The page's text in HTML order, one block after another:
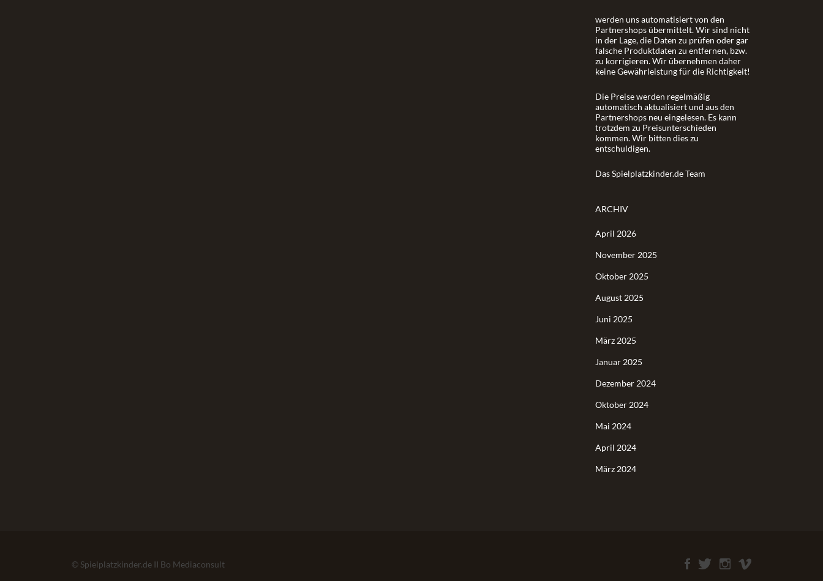
werden uns automatisiert von den
Partnershops übermittelt. Wir sind nicht
in der Lage, die Daten zu prüfen oder gar
falsche Produktdaten zu entfernen, bzw.
zu korrigieren. Wir übernehmen daher
keine Gewährleistung für die Richtigkeit!
Die Preise werden regelmäßig
automatisch aktualisiert und aus den
Partnershops neu eingelesen. Es kann
trotzdem zu Preisunterschieden
kommen. Wir bitten dies zu
entschuldigen.
Das Spielplatzkinder.de Team
ARCHIV
April 2026
November 2025
Oktober 2025
August 2025
Juni 2025
März 2025
Januar 2025
Dezember 2024
Oktober 2024
Mai 2024
April 2024
März 2024
© Spielplatzkinder.de II Bo Mediaconsult